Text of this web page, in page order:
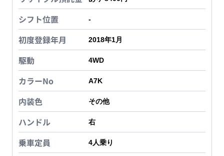
シフト位置 -
初度登録年月 2018年1月
駆動 4WD
カラーNo A7K
内装色 その他
ハンドル 右
乗車定員 4人乗り